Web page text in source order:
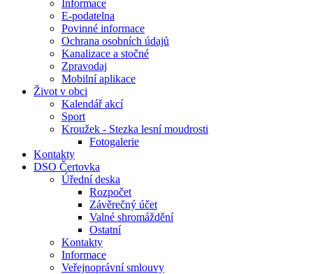
Informace
E-podatelna
Povinné informace
Ochrana osobních údajů
Kanalizace a stočné
Zpravodaj
Mobilní aplikace
Život v obci
Kalendář akcí
Sport
Kroužek - Stezka lesní moudrosti
Fotogalerie
Kontakty
DSO Čertovka
Úřední deska
Rozpočet
Závěrečný účet
Valné shromáždění
Ostatní
Kontakty
Informace
Veřejnoprávní smlouvy